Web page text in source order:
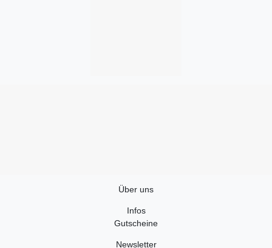
Über uns
Infos
Gutscheine
Newsletter